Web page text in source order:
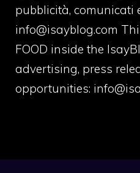
pubblicità, comunicati
info@isayblog.com
FOOD inside the
advertising, press
opportunities: